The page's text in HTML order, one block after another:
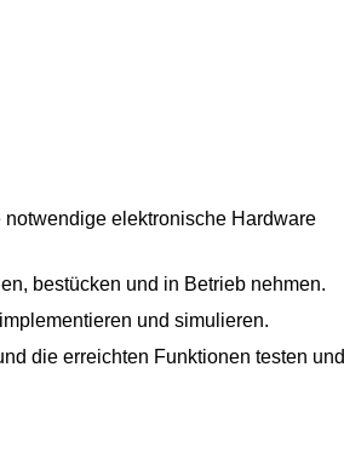
elektronische Hardware
bestücken und in Betrieb nehmen.
und simulieren.
die erreichten Funktionen testen und